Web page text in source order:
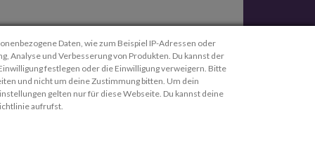
Rechtl. Informationen
AGBs
Datenschutzrichtlinie
Impressum
Daten, wie zum Beispiel IP-Adressen oder
Analyse und Verbesserung von Produkten. Du kannst der
festlegen oder die Einwilligung verweigern. Bitte
und nicht um deine Zustimmung bitten. Um dein
gelten nur für diese Webseite. Du kannst deine
aufrufst.